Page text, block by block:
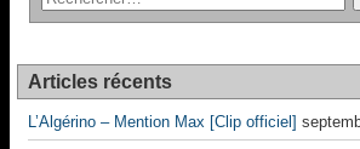
Articles récents
L’Algérino – Mention Max [Clip officiel]